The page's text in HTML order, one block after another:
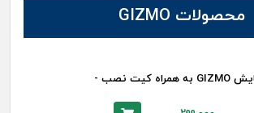
محصولات GIZMO
محافظ صفحه نمایش GIZMO به همراه کیت نصب -